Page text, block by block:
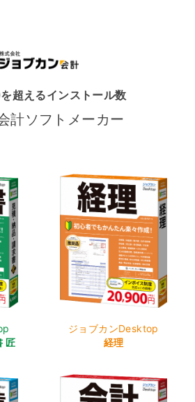
超えるインストール数
計ソフトメーカー
匠
ジョブカンDesktop
経理